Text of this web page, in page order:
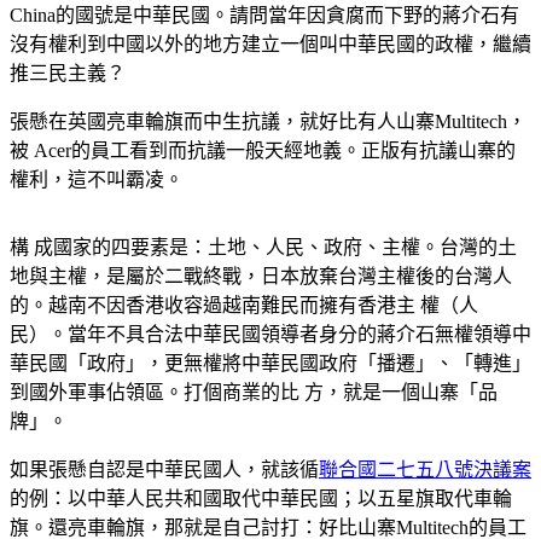
China的國號是中華民國。請問當年因貪腐而下野的蔣介石有
沒有權利到中國以外的地方建立一個叫中華民國的政權，繼續
推三民主義？
張懸在英國亮車輪旗而中生抗議，就好比有人山寨Multitech，
被 Acer的員工看到而抗議一般天經地義。正版有抗議山寨的
權利，這不叫霸凌。
構 成國家的四要素是：土地、人民、政府、主權。台灣的土
地與主權，是屬於二戰終戰，日本放棄台灣主權後的台灣人
的。越南不因香港收容過越南難民而擁有香港主 權（人
民）。當年不具合法中華民國領導者身分的蔣介石無權領導中
華民國「政府」，更無權將中華民國政府「播遷」、「轉進」
到國外軍事佔領區。打個商業的比 方，就是一個山寨「品
牌」。
如果張懸自認是中華民國人，就該循聯合國二七五八號決議案
的例：以中華人民共和國取代中華民國；以五星旗取代車輪
旗。還亮車輪旗，那就是自己討打：好比山寨Multitech的員工